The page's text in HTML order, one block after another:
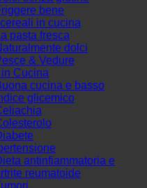
bene
I cereali in cucina
pasta fresca
dolci
& Vedure
Cucina
cucina e basso
glicemico
antinfiammatoria e
reumatoide